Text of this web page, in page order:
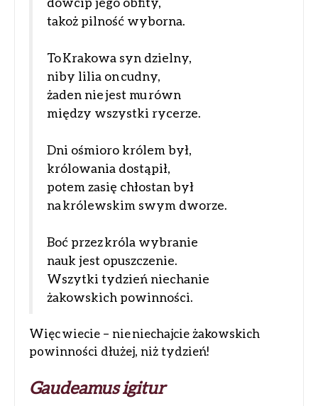
takoż pilność wyborna.
To Krakowa syn dzielny,
niby lilia on cudny,
żaden nie jest mu równ
między wszystki rycerze.
Dni ośmioro królem był,
królowania dostąpił,
potem zasię chłostan był
na królewskim swym dworze.
Boć przez króla wybranie
nauk jest opuszczenie.
Wszytki tydzień niechanie
żakowskich powinności.
Więc wiecie – nie niechajcie żakowskich
powinności dłużej, niż tydzień!
Gaudeamus igitur